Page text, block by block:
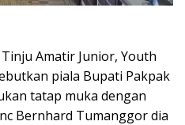
Amatir Junior, Youth
piala Bupati Pakpak
tatap muka dengan
Bernhard Tumanggor dia